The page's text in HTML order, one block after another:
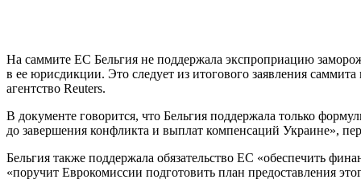
На саммите ЕС Бельгия не поддержала экспроприацию
в ее юрисдикции. Это следует из итогового заявления
агентство Reuters.
В документе говорится, что Бельгия поддержала только
до завершения конфликта и выплат компенсаций Украине»,
Бельгия также поддержала обязательство ЕС «обеспечить
«поручит Еврокомиссии подготовить план предоставления